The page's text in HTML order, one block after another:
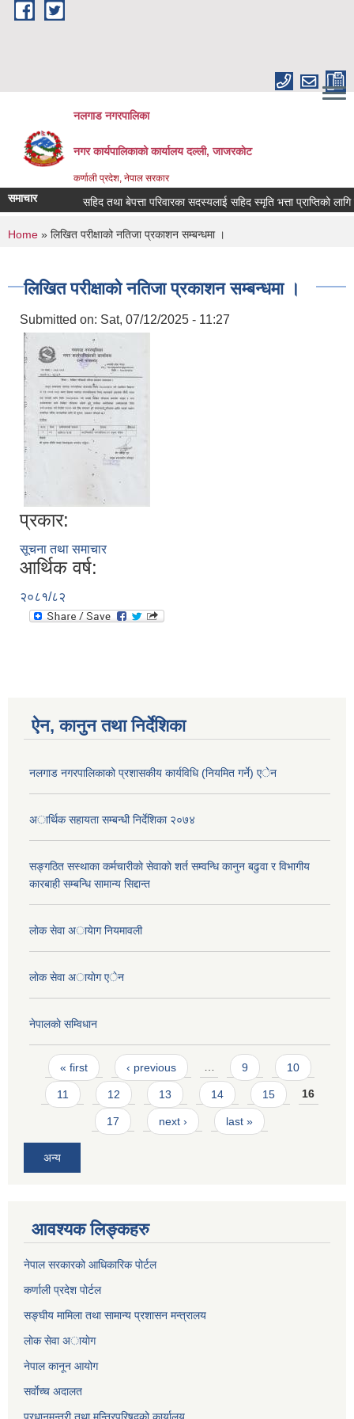
Skip to main content
नलगाड नगरपालिका
नगर कार्यपालिकाको कार्यालय दल्ली, जाजरकाेट
कर्णाली प्रदेश, नेपाल सरकार
समाचार सहिद तथा बेपत्ता परिवारका सदस्यलाई सहिद स्मृति भत्ता प्राप्तिको लागि
You are here
Home » लिखित परीक्षाको नतिजा प्रकाशन सम्बन्धमा ।
लिखित परीक्षाको नतिजा प्रकाशन सम्बन्धमा ।
Submitted on: Sat, 07/12/2025 - 11:27
प्रकार:
सूचना तथा समाचार
आर्थिक वर्ष:
२०८१/८२
ऐन, कानुन तथा निर्देशिका
नलगाड नगरपालिकाको प्रशासकीय कार्यविधि (नियमित गर्ने) एेन
अार्थिक सहायता सम्बन्धी निर्देशिका २०७४
सङ्गठित सस्थाका कर्मचारीकाे सेवाकाे शर्त सम्वन्धि कानुन बढुवा र विभागीय
कारबाही सम्बन्धि सामान्य सिद्दान्त
लाेक सेवा अायेाग नियमावली
लाेक सेवा अायाेग एेन
नेपालकाे सम्विधान
Pages
« first ‹ previous … 9 10
11 12 13 14 15 16
17 next › last »
अन्य
आवश्यक लिङ्कहरु
नेपाल सरकारको आधिकारिक पोर्टल
कर्णाली प्रदेश पोर्टल
सङ्घीय मामिला तथा सामान्य प्रशासन मन्त्रालय
लाेक सेवा अायाेग
नेपाल कानून आयोग
सर्वाेच्च अदालत